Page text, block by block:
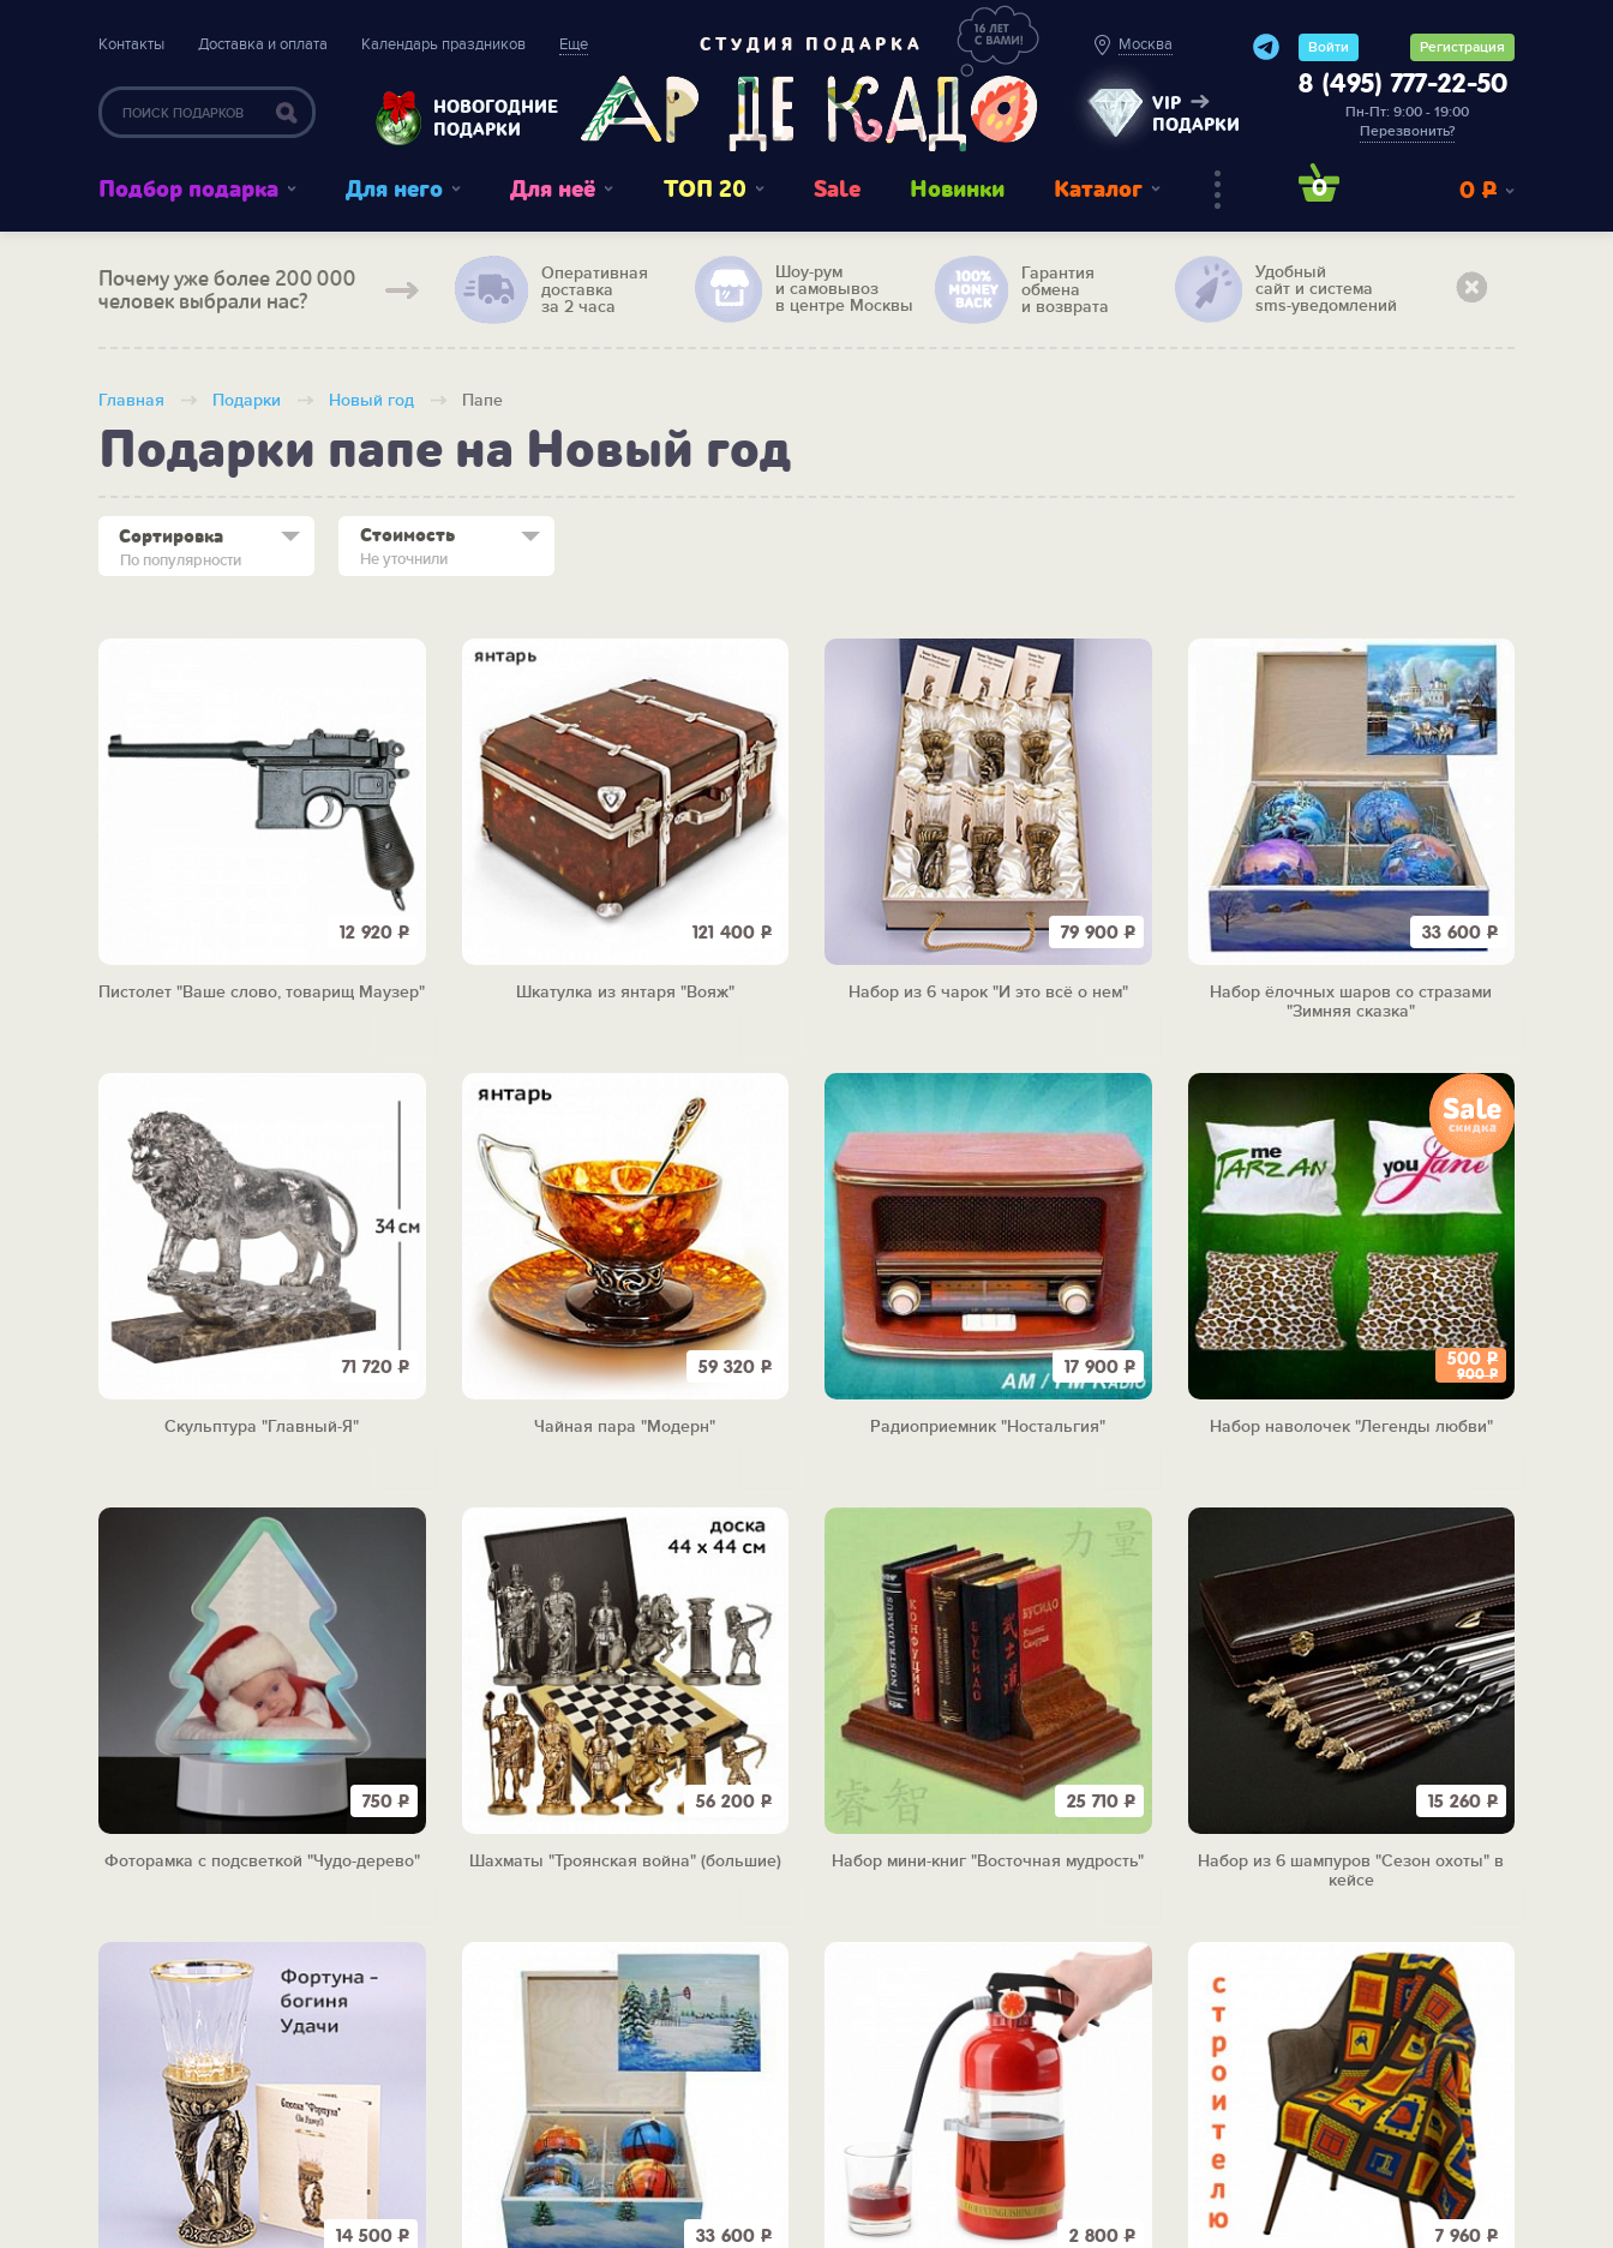
Контакты Доставка и оплата Календарь праздников Еще
НОВОГОДНИЕ
ПОДАРКИ
СТУДИЯ ПОДАРКА Москва
VIP
ПОДАРКИ
Войти Регистрация
8 (495) 777-22-50
Пн-Пт: 9:00 - 19:00
Перезвонить?
Подбор подарка Для него Для неё ТОП 20 Sale Новинки Каталог 0 0 Р
Почему уже более 200 000
человек выбрали нас?
Оперативная
доставка
за 2 часа
Шоу-рум
и самовывоз
в центре Москвы
Гарантия
обмена
и возврата
Удобный
сайт и система
sms-уведомлений
Главная Подарки Новый год Папе
Подарки папе на Новый год
По популярности
Сортировка Стоимость
Не уточнили
12 920Р
Пистолет "Ваше слово, товарищ Маузер"
121 400 Р
Шкатулка из янтаря "Вояж"
79 900Р
Набор из 6 чарок "И это всё о нем"
33 600 Р
Набор ёлочных шаров со стразами
"Зимняя сказка"
71 720Р
Скульптура "Главный-Я"
59 320 Р
Чайная пара "Модерн"
17 900Р
Радиоприемник "Ностальгия"
500 Р
900Р
Набор наволочек "Легенды любви"
750Р
Фоторамка с подсветкой "Чудо-дерево"
56 200 Р
Шахматы "Троянская война" (большие)
25 710Р
Набор мини-книг "Восточная мудрость"
15 260 Р
Набор из 6 шампуров "Сезон охоты" в
кейсе
14 500Р 33 600 Р 2 800Р 7 960 Р